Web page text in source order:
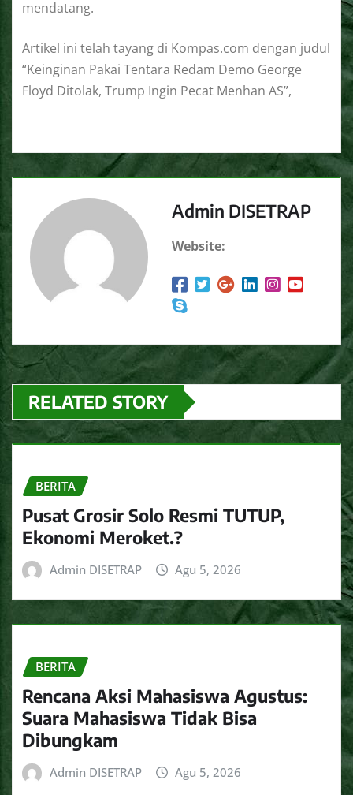
mendatang.
Artikel ini telah tayang di Kompas.com dengan judul
“Keinginan Pakai Tentara Redam Demo George
Floyd Ditolak, Trump Ingin Pecat Menhan AS”,
Admin DISETRAP
Website:
RELATED STORY
BERITA
Pusat Grosir Solo Resmi TUTUP,
Ekonomi Meroket.?
Admin DISETRAP Agu 5, 2026
BERITA
Rencana Aksi Mahasiswa Agustus:
Suara Mahasiswa Tidak Bisa
Dibungkam
Admin DISETRAP Agu 5, 2026